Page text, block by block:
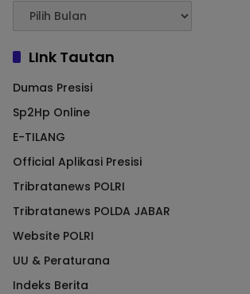
LInk Tautan
Dumas Presisi
Sp2Hp Online
E-TILANG
Official Aplikasi Presisi
Tribratanews POLRI
Tribratanews POLDA JABAR
Website POLRI
UU & Peraturana
Indeks Berita